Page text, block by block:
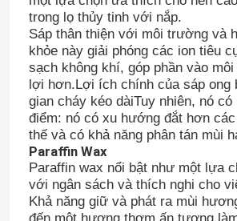
trong lọ thủy tinh với nắp.
Sáp thân thiện với môi trường và
khỏe này giải phóng các ion tiêu
sạch không khí, góp phần vào
lợi hơn.Lợi ích chính của sáp ong
gian cháy kéo dàiTuy nhiên, nó
điểm: nó có xu hướng đắt hơn
thế và có khả năng phân tán mùi
Paraffin Wax
Paraffin wax nổi bật như một lựa
với ngân sách và thích nghi cho
Khả năng giữ và phát ra mùi